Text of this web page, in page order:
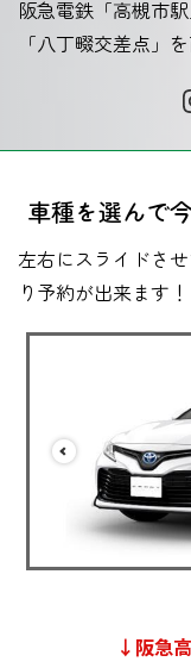
阪急電鉄「高槻市
「八丁畷交差点」を
車種を選んで
左右にスライドさ
り予約が出来ます！